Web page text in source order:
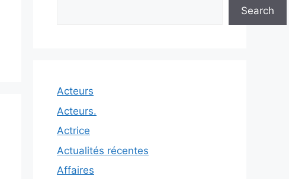
Search
Acteurs
Acteurs.
Actrice
Actualités récentes
Affaires